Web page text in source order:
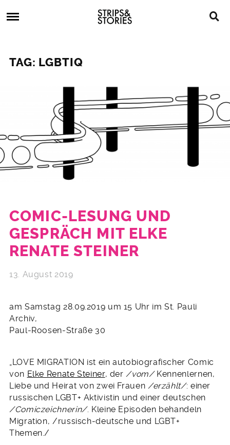
to
Strips
&
Stories
Comics,
TAG: LGBTIQ
COMIC-LESUNG UND
GESPRÄCH MIT ELKE
RENATE STEINER
13. August 2019
am Samstag 28.09.2019 um 15 Uhr im St. Pauli
Archiv,
Paul-Roosen-Straße 30
„LOVE MIGRATION ist ein autobiografischer Comic
von Elke Renate Steiner, der/vom/Kennenlernen,
Liebe und Heirat von zwei Frauen /erzählt/: einer
russischen LGBT+ Aktivistin und einer deutschen
/Comiczeichnerin/. Kleine Episoden behandeln
Migration, /russisch-deutsche und LGBT+
Themen./